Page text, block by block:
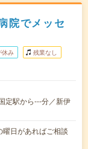
院でメッセ
休み 残業なし
定駅から---分／新伊
日があればご相談